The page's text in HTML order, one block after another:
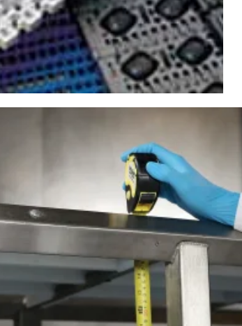
nos composants et nos accessoires, entre autres
situations critiques